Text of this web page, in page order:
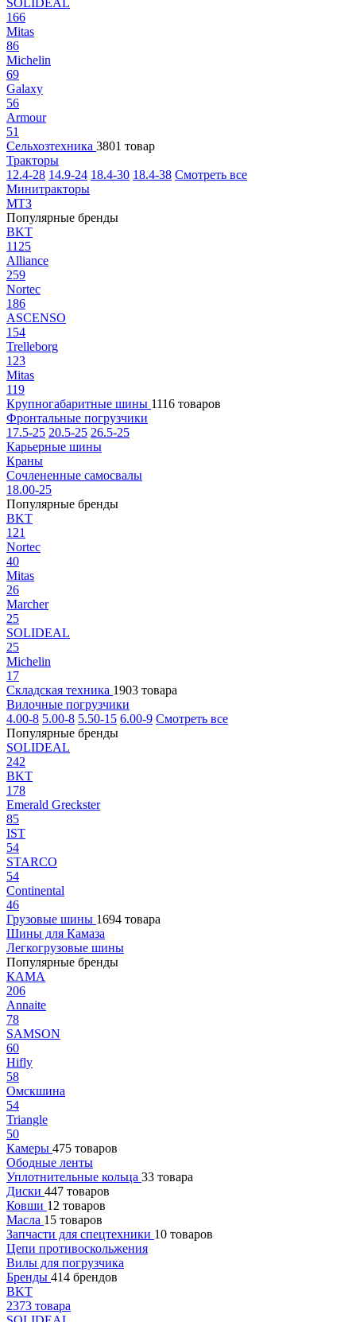
SOLIDEAL
166
Mitas
86
Michelin
69
Galaxy
56
Armour
51
Сельхозтехника 3801 товар
Тракторы
12.4-28 14.9-24 18.4-30 18.4-38 Смотреть все
Минитракторы
МТЗ
Популярные бренды
BKT
1125
Alliance
259
Nortec
186
ASCENSO
154
Trelleborg
123
Mitas
119
Крупногабаритные шины 1116 товаров
Фронтальные погрузчики
17.5-25 20.5-25 26.5-25
Карьерные шины
Краны
Сочлененные самосвалы
18.00-25
Популярные бренды
BKT
121
Nortec
40
Mitas
26
Marcher
25
SOLIDEAL
25
Michelin
17
Складская техника 1903 товара
Вилочные погрузчики
4.00-8 5.00-8 5.50-15 6.00-9 Смотреть все
Популярные бренды
SOLIDEAL
242
BKT
178
Emerald Greckster
85
IST
54
STARCO
54
Continental
46
Грузовые шины 1694 товара
Шины для Камаза
Легкогрузовые шины
Популярные бренды
КАМА
206
Annaite
78
SAMSON
60
Hifly
58
Омскшина
54
Triangle
50
Камеры 475 товаров
Ободные ленты
Уплотнительные кольца 33 товара
Диски 447 товаров
Ковши 12 товаров
Масла 15 товаров
Запчасти для спецтехники 10 товаров
Цепи противоскольжения
Вилы для погрузчика
Бренды 414 брендов
BKT
2373 товара